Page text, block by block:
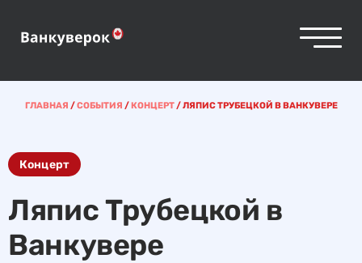
ГЛАВНАЯ /СОБЫТИЯ /КОНЦЕРТ/ЛЯПИС ТРУБЕЦКОЙ В ВАНКУВЕРЕ
Концерт
Ляпис Трубецкой в
Ванкувере